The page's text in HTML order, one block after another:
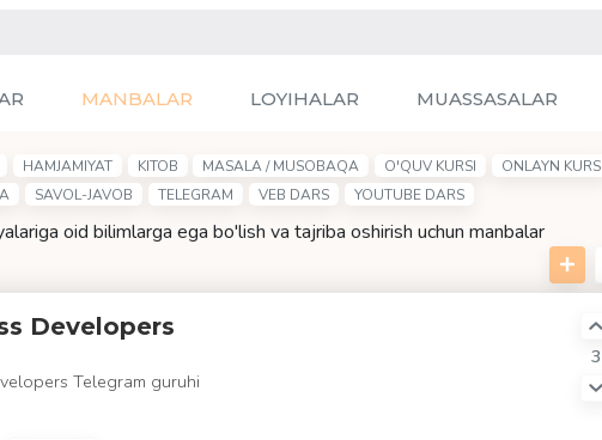
MANBALAR LOYIHALAR MUASSASALAR
HAMJAMIYAT KITOB MASALA / MUSOBAQA O'QUV KURSI
ONLAYN KURS
SAVOL-JAVOB TELEGRAM VEB DARS YOUTUBE DARS
oid bilimlarga ega bo'lish va tajriba oshirish uchun manbalar
3
Developers
Telegram guruhi